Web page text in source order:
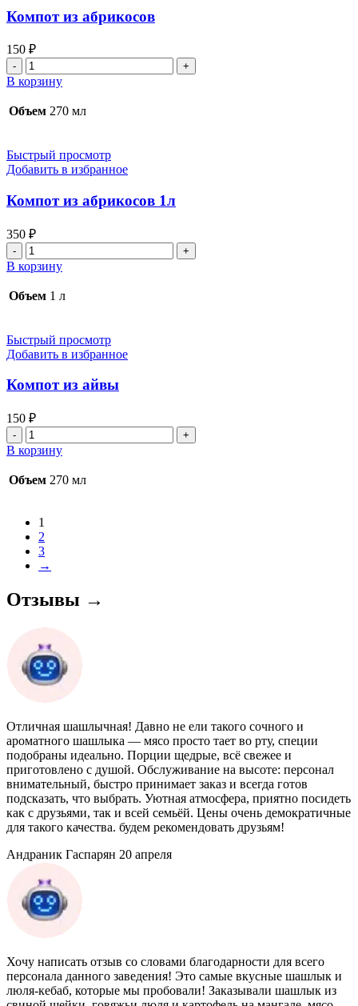
Компот из абрикосов
150 ₽
Количество
товара
Компот
из
В корзину
Объем 270 мл
Быстрый просмотр
Добавить в избранное
Компот из абрикосов 1л
350 ₽
Количество
товара
Компот
из
В корзину
Объем 1 л
Быстрый просмотр
Добавить в избранное
Компот из айвы
150 ₽
Количество
товара
Компот
из
В корзину
Объем 270 мл
1
2
3
→
Отзывы →
Отличная шашлычная! Давно не ели такого сочного и
ароматного шашлыка — мясо просто тает во рту, специи
подобраны идеально. Порции щедрые, всё свежее и
приготовлено с душой. Обслуживание на высоте: персонал
внимательный, быстро принимает заказ и всегда готов
подсказать, что выбрать. Уютная атмосфера, приятно посидеть
как с друзьями, так и всей семьёй. Цены очень демократичные
для такого качества. будем рекомендовать друзьям!
Андраник Гаспарян 20 апреля
Хочу написать отзыв со словами благодарности для всего
персонала данного заведения! Это самые вкусные шашлык и
люля-кебаб, которые мы пробовали! Заказывали шашлык из